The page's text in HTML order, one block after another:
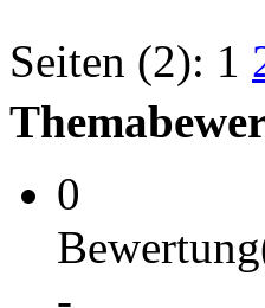
Seiten (2): 1
0